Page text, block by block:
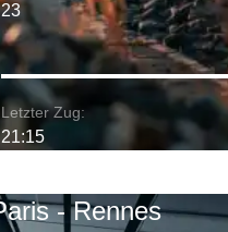
23
Letzter Zug:
21:15
- Rennes